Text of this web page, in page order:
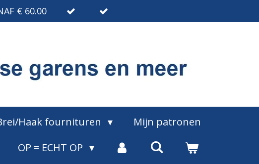
€ 60.00
Haak fournituren
Mijn patronen
OP = ECHT OP